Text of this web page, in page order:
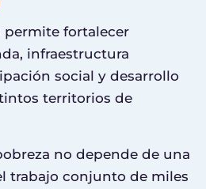
permite fortalecer
infraestructura
social y desarrollo
territorios de
no depende de una
trabajo conjunto de miles